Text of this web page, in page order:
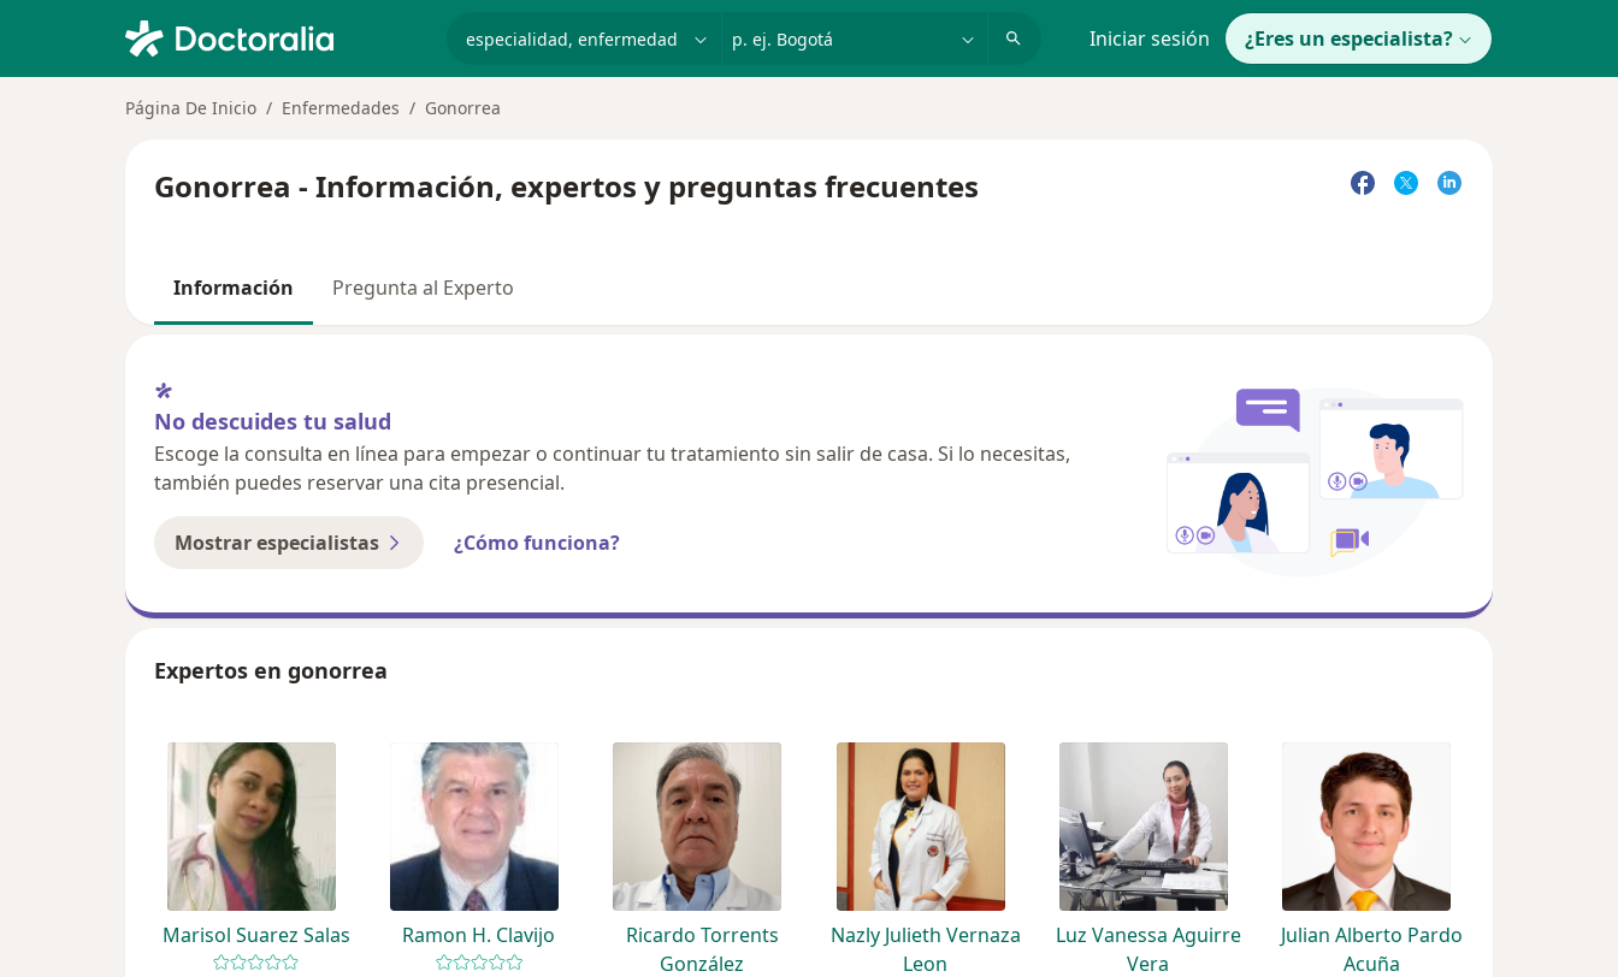
p. ej. Bogotá Iniciar sesión ¿Eres un especialista?
Página De Inicio Enfermedades Gonorrea
Gonorrea - Información, expertos y preguntas frecuentes
Información Pregunta al Experto
No descuides tu salud
Escoge la consulta en línea para empezar o continuar tu tratamiento sin salir de casa. Si lo necesitas,
también puedes reservar una cita presencial.
Mostrar especialistas ¿Cómo funciona?
Expertos en gonorrea
Marisol Suarez Salas Ramon H. Clavijo
Ricardo Torrents
González
Nazly Julieth Vernaza
Leon
Luz Vanessa Aguirre
Vera
Julian Alberto Pardo
Acuña